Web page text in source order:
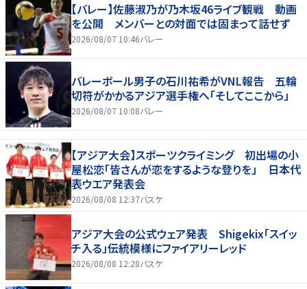
【バレー】佐藤淑乃が乃木坂46ライブ観戦 動画
を公開 メンバーとの対面では固まって話せず
2026/08/07 10:46バレー
バレーボール男子の石川祐希がVNL報告 五輪
切符がかかるアジア選手権へ「そしてここから」
2026/08/07 10:08バレー
【アジア大会】スポーツクライミング 初出場の小
屋松恋「皆さんが恋をするような登りを」 日本代
表ウエア発表会
2026/08/08 12:37バスケ
アジア大会の公式ウェア発表 Shigekix「スイッ
チ入る」伝統模様にファイアリーレッド
2026/08/08 12:28バスケ